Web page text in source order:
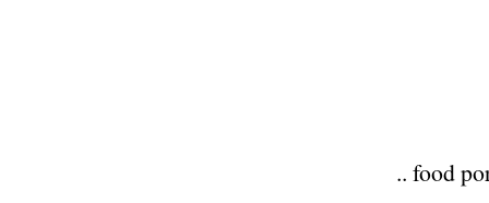
.. food